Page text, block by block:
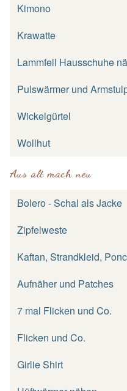
Kimono
Krawatte
Lammfell Hausschuhe
Pulswärmer und
Wickelgürtel
Wollhut
Aus alt mach neu
Bolero - Schal als Jacke
Zipfelweste
Kaftan, Strandkleid,
Aufnäher und Patches
7 mal Flicken und Co.
Flicken und Co.
Girlie Shirt